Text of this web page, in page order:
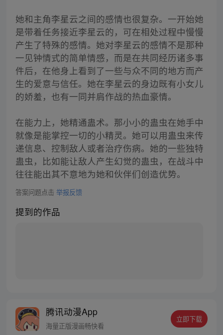
她和主角李星云之间的感情也很复杂。一开始她
是带着任务接近李星云的，可在相处过程中慢慢
产生了特殊的感情。她对李星云的感情不是那种
一见钟情式的简单情感，而是在共同经历诸多事
件后，在他身上看到了一些与众不同的地方而产
生的爱意与信任。她在李星云的身边既有小女儿
的娇羞，也有一同并肩作战的热血豪情。
在能力上，她精通蛊术。那小小的蛊虫在她手中
就像是能掌控一切的小精灵。她可以用蛊虫来传
递信息、控制敌人或者治疗伤病。她的一些独特
蛊虫，比如能让敌人产生幻觉的蛊虫，在战斗中
往往能出其不意地为她和伙伴们创造优势。
答案问题点击 举报反馈
提到的作品
腾讯动漫App
海量正版漫画畅快看
立即下载